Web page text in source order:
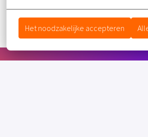
Het noodzakelijke accepteren